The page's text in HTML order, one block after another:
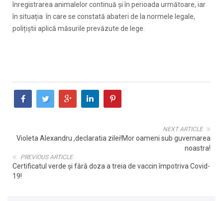
înregistrarea animalelor continuă și în perioada următoare, iar
în situația în care se constată abateri de la normele legale,
polițiștii aplică măsurile prevăzute de lege.
NEXT ARTICLE
Violeta Alexandru ,declaratia zilei!Mor oameni sub guvernarea
noastra!
PREVIOUS ARTICLE
Certificatul verde și fără doza a treia de vaccin împotriva Covid-
19!